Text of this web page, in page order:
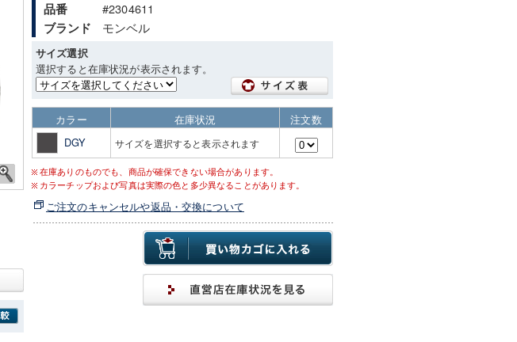
品番 #2304611
ブランド モンベル
サイズ選択
選択すると在庫状況が表示されます。
カラー 在庫状況
注文数
DGY
サイズを選択すると表示されます
在庫ありのものでも、商品が確保できない場合があります。
カラーチップおよび写真は実際の色と多少異なることがあります。
ご注文のキャンセルや返品・交換について